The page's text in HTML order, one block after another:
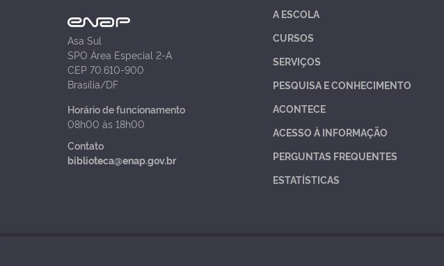
Asa Sul
SPO Área Especial 2-A
CEP 70.610-900
Brasília/DF
Horário de funcionamento
08h00 às 18h00
Contato
biblioteca@enap.gov.br
A ESCOLA
CURSOS
SERVIÇOS
PESQUISA E CONHECIMENTO
ACONTECE
ACESSO À INFORMAÇÃO
PERGUNTAS FREQUENTES
ESTATÍSTICAS